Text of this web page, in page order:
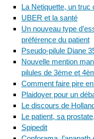
La Netiquette, un truc
UBER et la santé
Un nouveau type
préférence du patient
Pseudo-pilule Diane
Nouvelle mention
pilules de 3ème et
Comment faire pire
Plaidoyer pour un
Le discours de
Le patient, sa
Spipedit